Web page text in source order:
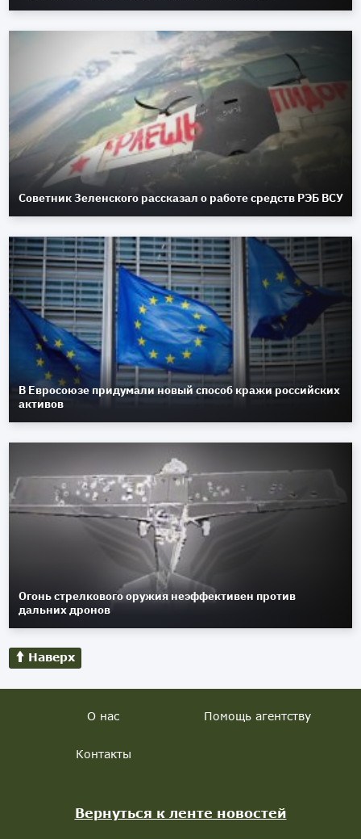
Советник Зеленского рассказал о работе средств РЭБ ВСУ
В Евросоюзе придумали новый способ кражи российских
активов
Огонь стрелкового оружия неэффективен против
дальних дронов
Наверх
О нас Помощь агентству
Контакты
Вернуться к ленте новостей